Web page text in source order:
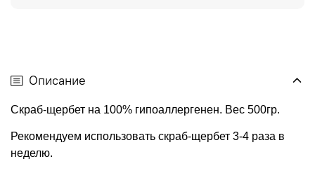
Описание
Скраб-щербет на 100% гипоаллергенен. Вес 500гр.
Рекомендуем использовать скраб-щербет 3-4 раза в
неделю.